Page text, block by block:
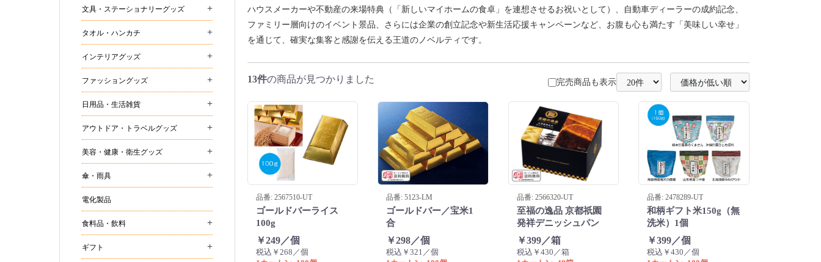
文具・ステーショナリーグッズ +
タオル・ハンカチ +
インテリアグッズ +
ファッショングッズ +
日用品・生活雑貨 +
アウトドア・トラベルグッズ +
美容・健康・衛生グッズ +
傘・雨具 +
電化製品
食料品・飲料 +
ギフト +
ハウスメーカーや不動産の来場特典（「新しいマイホームの食卓」を連想させるお祝いとして）、自動車ディーラーの成約記念、
ファミリー層向けのイベント景品、さらには企業の創立記念や新生活応援キャンペーンなど、お腹も心も満たす「美味しい幸せ」
を通じて、確実な集客と感謝を伝える王道のノベルティです。
13件の商品が見つかりました 完売商品も表示
品番: 2567510-UT
ゴールドバーライス
100g
￥249／個
税込￥268／個
品番: 5123-LM
ゴールドバー／宝米1
合
￥298／個
税込￥321／個
品番: 2566320-UT
至福の逸品 京都祇園
発祥デニッシュパン
￥399／箱
税込￥430／箱
品番: 2478289-UT
和柄ギフト米150g（無
洗米）1個
￥399／個
税込￥430／個